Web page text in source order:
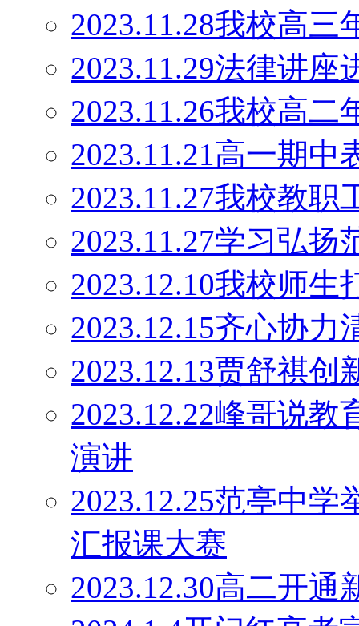
2023.11.28我校高
2023.11.29法律讲座
2023.11.26我校高
2023.11.21高一期中
2023.11.27我校教
2023.11.27学习弘
2023.12.10我校师生
2023.12.15齐心协力
2023.12.13贾舒祺创
2023.12.22峰哥说
演讲
2023.12.25范亭中学
汇报课大赛
2023.12.30高二开通